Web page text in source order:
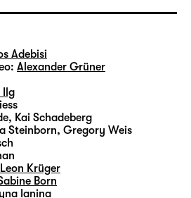
auszuloten, wem hier
„Der Sturm“ entwirft
vom
Mailands und seinem
Thron. Prosperos
Gerechtigkeit
changieren in ihrem
je nachdem, wessen
Adebisi
Alexander Grüner
Ilg
Kai Schadeberg
Steinborn, Gregory Weis
Krüger
Born
Ianina